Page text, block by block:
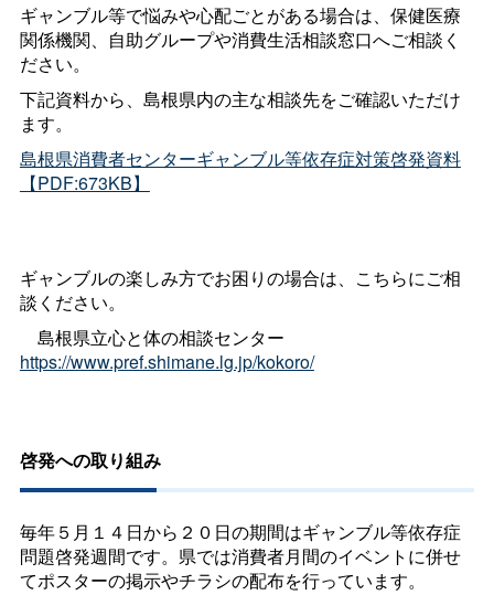
ギャンブル等で悩みや心配ごとがある場合は、保健医療
関係機関、自助グループや消費生活相談窓口へご相談く
ださい。
下記資料から、島根県内の主な相談先をご確認いただけ
ます。
島根県消費者センターギャンブル等依存症対策啓発資料
【PDF:673KB】
ギャンブルの楽しみ方でお困りの場合は、こちらにご相
談ください。
島根県立心と体の相談センター
https://www.pref.shimane.lg.jp/kokoro/
啓発への取り組み
毎年５月１４日から２０日の期間はギャンブル等依存症
問題啓発週間です。県では消費者月間のイベントに併せ
てポスターの掲示やチラシの配布を行っています。